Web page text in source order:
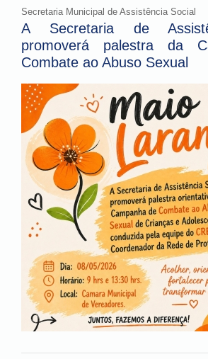
Secretaria Municipal de Assistência Social
A Secretaria de
promoverá palestra da
Combate ao Abuso Sexual